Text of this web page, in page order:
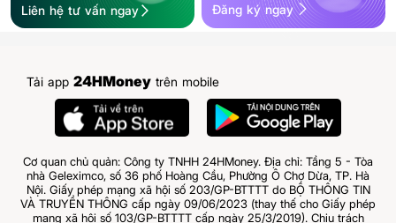
Liên hệ tư vấn ngay Đăng ký ngay
Tải app 24HMoney trên mobile
Cơ quan chủ quản: Công ty TNHH 24HMoney. Địa chỉ: Tầng 5 - Tòa
nhà Geleximco, số 36 phố Hoàng Cầu, Phường Ô Chợ Dừa, TP. Hà
Nội. Giấy phép mạng xã hội số 203/GP-BTTTT do BỘ THÔNG TIN
VÀ TRUYỀN THÔNG cấp ngày 09/06/2023 (thay thế cho Giấy phép
mạng xã hội số 103/GP-BTTTT cấp ngày 25/3/2019). Chịu trách